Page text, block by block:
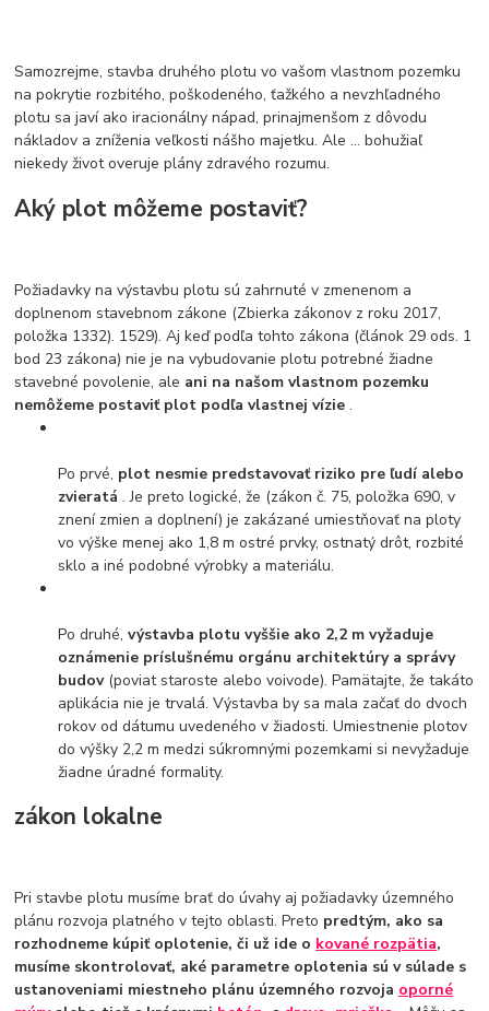
Samozrejme, stavba druhého plotu vo vašom vlastnom pozemku
na pokrytie rozbitého, poškodeného, ťažkého a nevzhľadného
plotu sa javí ako iracionálny nápad, prinajmenšom z dôvodu
nákladov a zníženia veľkosti nášho majetku. Ale ... bohužiaľ
niekedy život overuje plány zdravého rozumu.
Aký plot môžeme postaviť?
Požiadavky na výstavbu plotu sú zahrnuté v zmenenom a
doplnenom stavebnom zákone (Zbierka zákonov z roku 2017,
položka 1332). 1529). Aj keď podľa tohto zákona (článok 29 ods. 1
bod 23 zákona) nie je na vybudovanie plotu potrebné žiadne
stavebné povolenie, ale ani na našom vlastnom pozemku
nemôžeme postaviť plot podľa vlastnej vízie.
Po prvé, plot nesmie predstavovať riziko pre ľudí alebo
zvieratá. Je preto logické, že (zákon č. 75, položka 690, v
znení zmien a doplnení) je zakázané umiestňovať na ploty
vo výške menej ako 1,8 m ostré prvky, ostnatý drôt, rozbité
sklo a iné podobné výrobky a materiálu.
Po druhé,výstavba plotu vyššie ako 2,2 m vyžaduje
oznámenie príslušnému orgánu architektúry a správy
budov (poviat staroste alebo voivode). Pamätajte, že takáto
aplikácia nie je trvalá. Výstavba by sa mala začať do dvoch
rokov od dátumu uvedeného v žiadosti. Umiestnenie plotov
do výšky 2,2 m medzi súkromnými pozemkami si nevyžaduje
žiadne úradné formality.
zákon lokalne
Pri stavbe plotu musíme brať do úvahy aj požiadavky územného
plánu rozvoja platného v tejto oblasti. Preto predtým, ako sa
rozhodneme kúpiť oplotenie, či už ide o kované rozpätia,
musíme skontrolovať, aké parametre oplotenia sú v súlade s
ustanoveniami miestneho plánu územného rozvoja oporné